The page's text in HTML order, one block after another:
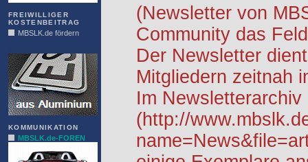
FREIWILLIGER
KOSTENBEITRAG
MBSLK.de fördern
KOMMUNIKATION
MBSLK.de-FOREN
(Newsletter von
Community das
Der Newsletter
Mitgliedern zeitnah
Im Newsletterarchiv
(http://